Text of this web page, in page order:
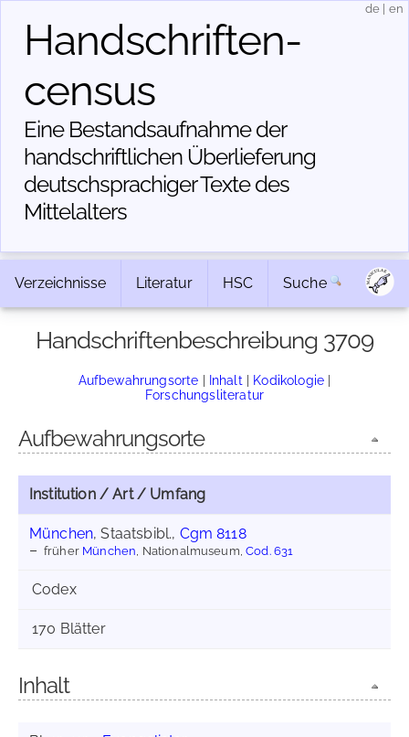
Handschriften­
census
Eine Bestandsaufnahme der
handschriftlichen Über­lieferung
deutschsprachiger Texte des
Mittelalters
de en
Verzeichnisse Literatur HSC Suche
Handschriftenbeschreibung 3709
Aufbewahrungsorte | Inhalt | Kodikologie |
Forschungsliteratur
Aufbewahrungsorte
Institution / Art / Umfang
München, Staatsbibl., Cgm 8118
früher München , Nationalmuseum,Cod. 631
Codex
170 Blätter
Inhalt